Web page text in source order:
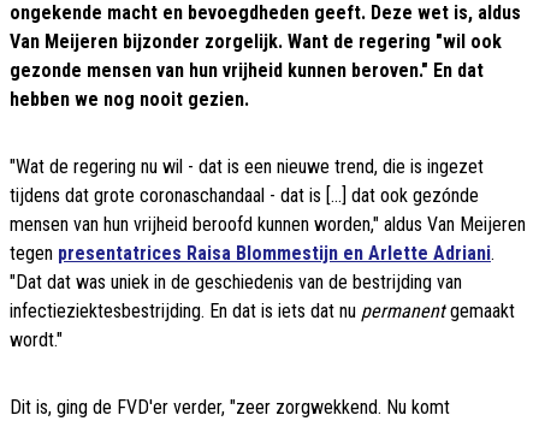
ongekende macht en bevoegdheden geeft. Deze wet is, aldus
Van Meijeren bijzonder zorgelijk. Want de regering "wil ook
gezonde mensen van hun vrijheid kunnen beroven." En dat
hebben we nog nooit gezien.
"Wat de regering nu wil - dat is een nieuwe trend, die is ingezet
tijdens dat grote coronaschandaal - dat is [...] dat ook gezónde
mensen van hun vrijheid beroofd kunnen worden," aldus Van Meijeren
tegen presentatrices Raisa Blommestijn en Arlette Adriani.
"Dat dat was uniek in de geschiedenis van de bestrijding van
infectieziektesbestrijding. En dat is iets dat nu permanentgemaakt
wordt."
Dit is, ging de FVD'er verder, "zeer zorgwekkend. Nu komt